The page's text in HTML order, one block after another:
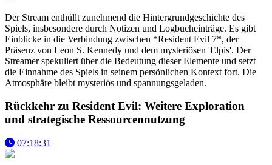
Der Stream enthüllt zunehmend die Hintergrundgeschichte des
Spiels, insbesondere durch Notizen und Logbucheinträge. Es gibt
Einblicke in die Verbindung zwischen *Resident Evil 7*, der
Präsenz von Leon S. Kennedy und dem mysteriösen 'Elpis'. Der
Streamer spekuliert über die Bedeutung dieser Elemente und setzt
die Einnahme des Spiels in seinem persönlichen Kontext fort. Die
Atmosphäre bleibt mysteriös und spannungsgeladen.
Rückkehr zu Resident Evil: Weitere Exploration
und strategische Ressourcennutzung
07:18:31